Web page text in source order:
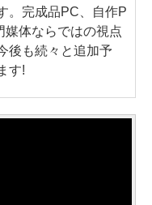
。完成品PC、自作P
媒体ならではの視点
後も続々と追加予
す!